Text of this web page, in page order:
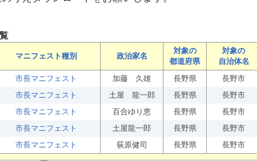
マニフェスト種別 政治家名
対象の
都道府県
対象の
自治体名
市長マニフェスト
加藤 久雄 長野県 長野市
市長マニフェスト
土屋 龍一郎 長野県 長野市
市長マニフェスト
百合ゆり恵 長野県 長野市
市長マニフェスト
土屋龍一郎 長野県 長野市
市長マニフェスト
荻原健司 長野県 長野市